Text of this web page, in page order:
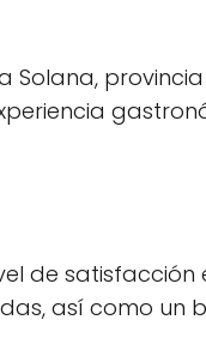
provincia
de satisfacción
así como un